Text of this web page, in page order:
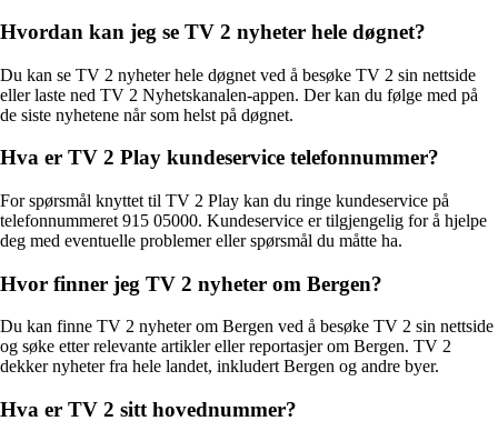
Hvordan kan jeg se TV 2 nyheter hele døgnet?
Du kan se TV 2 nyheter hele døgnet ved å besøke TV 2 sin nettside
eller laste ned TV 2 Nyhetskanalen-appen. Der kan du følge med på
de siste nyhetene når som helst på døgnet.
Hva er TV 2 Play kundeservice telefonnummer?
For spørsmål knyttet til TV 2 Play kan du ringe kundeservice på
telefonnummeret 915 05000. Kundeservice er tilgjengelig for å hjelpe
deg med eventuelle problemer eller spørsmål du måtte ha.
Hvor finner jeg TV 2 nyheter om Bergen?
Du kan finne TV 2 nyheter om Bergen ved å besøke TV 2 sin nettside
og søke etter relevante artikler eller reportasjer om Bergen. TV 2
dekker nyheter fra hele landet, inkludert Bergen og andre byer.
Hva er TV 2 sitt hovednummer?